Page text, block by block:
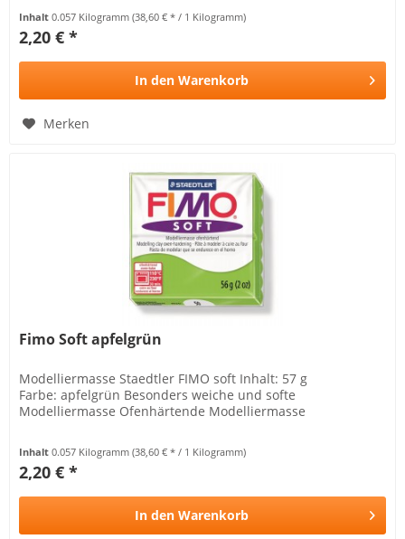
Inhalt0.057 Kilogramm(38,60 € * / 1 Kilogramm)
2,20 € *
In den Warenkorb
Merken
Fimo Soft apfelgrün
Modelliermasse Staedtler FIMO soft Inhalt: 57 g
Farbe: apfelgrün Besonders weiche und softe
Modelliermasse Ofenhärtende Modelliermasse
Inhalt0.057 Kilogramm(38,60 € * / 1 Kilogramm)
2,20 € *
In den Warenkorb